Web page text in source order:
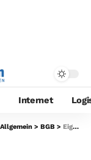
Internet
> BGB > Eigentumsschutz gemäß § 1003 BGB erklärt